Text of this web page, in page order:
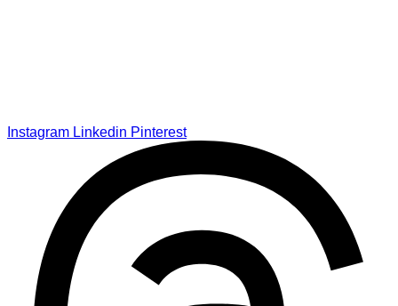
Instagram Linkedin Pinterest